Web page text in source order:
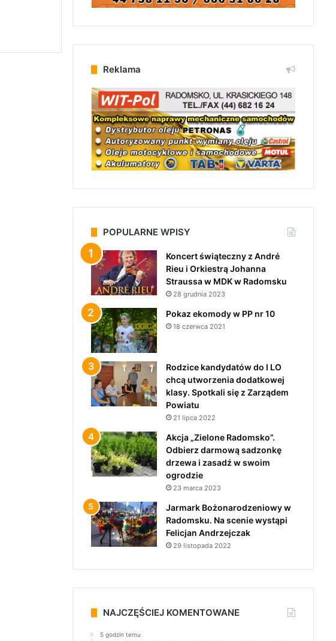
Reklama
POPULARNE WPISY
Koncert świąteczny z André
Rieu i Orkiestrą Johanna
Straussa w MDK w Radomsku
28 grudnia 2023
Pokaz ekomody w PP nr 10
18 czerwca 2021
Rodzice kandydatów do I LO
chcą utworzenia dodatkowej
klasy. Spotkali się z Zarządem
Powiatu
21 lipca 2022
Akcja „Zielone Radomsko”.
Odbierz darmową sadzonkę
drzewa i zasadź w swoim
ogrodzie
23 marca 2023
Jarmark Bożonarodzeniowy w
Radomsku. Na scenie wystąpi
Felicjan Andrzejczak
29 listopada 2022
NAJCZĘŚCIEJ KOMENTOWANE
5 godzin temu